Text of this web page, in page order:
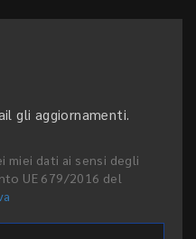
gli aggiornamenti.
dati ai sensi degli
UE 679/2016 del